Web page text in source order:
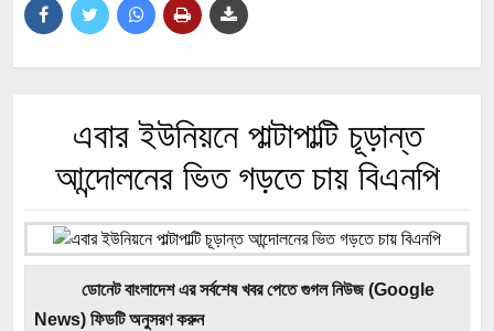
এবার ইউনিয়নে পাল্টাপাল্টি চূড়ান্ত
আন্দোলনের ভিত গড়তে চায় বিএনপি
ডোনেট বাংলাদেশ এর সর্বশেষ খবর পেতে গুগল নিউজ (Google
News) ফিডটি অনুসরণ করুন